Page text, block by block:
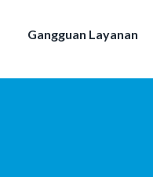
Gangguan Layanan